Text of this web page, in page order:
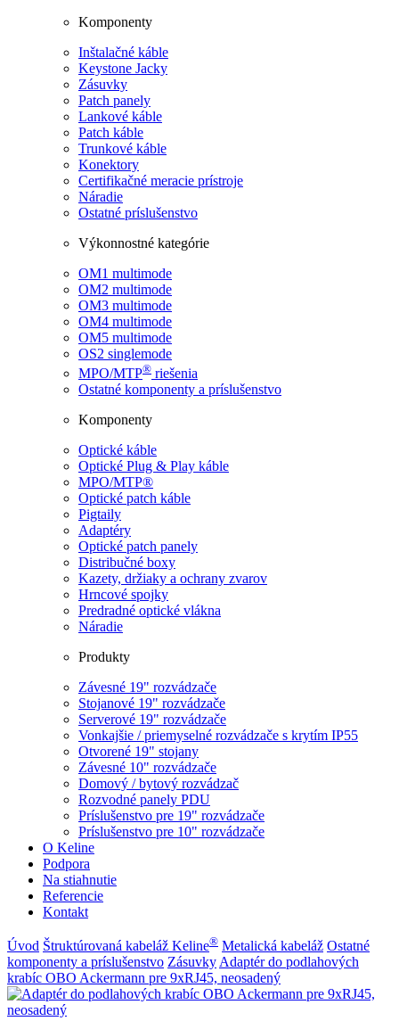
Komponenty
Inštalačné káble
Keystone Jacky
Zásuvky
Patch panely
Lankové káble
Patch káble
Trunkové káble
Konektory
Certifikačné meracie prístroje
Náradie
Ostatné príslušenstvo
Výkonnostné kategórie
OM1 multimode
OM2 multimode
OM3 multimode
OM4 multimode
OM5 multimode
OS2 singlemode
MPO/MTP® ​ riešenia
Ostatné komponenty a príslušenstvo
Komponenty
Optické káble
Optické Plug & Play káble
MPO/MTP®
Optické patch káble
Pigtaily
Adaptéry
Optické patch panely
Distribučné boxy
Kazety, držiaky a ochrany zvarov
Hrncové spojky
Predradné optické vlákna
Náradie
Produkty
Závesné 19" rozvádzače
Stojanové 19" rozvádzače
Serverové 19" rozvádzače
Vonkajšie / priemyselné rozvádzače s krytím IP55
Otvorené 19" stojany
Závesné 10" rozvádzače
Domový / bytový rozvádzač
Rozvodné panely PDU
Príslušenstvo pre 19" rozvádzače
Príslušenstvo pre 10" rozvádzače
O Keline
Podpora
Na stiahnutie
Referencie
Kontakt
Úvod Štruktúrovaná kabeláž Keline® Metalická kabeláž Ostatné
komponenty a príslušenstvo Zásuvky Adaptér do podlahových
krabíc OBO Ackermann pre 9xRJ45, neosadený